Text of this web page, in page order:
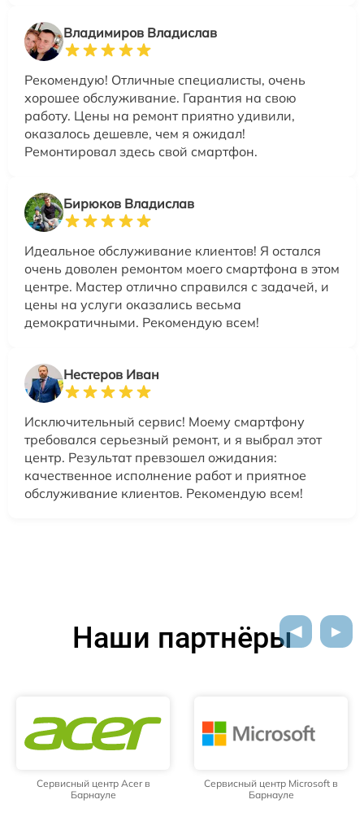
Владимиров Владислав
Рекомендую! Отличные специалисты, очень
хорошее обслуживание. Гарантия на свою
работу. Цены на ремонт приятно удивили,
оказалось дешевле, чем я ожидал!
Ремонтировал здесь свой смартфон.
Бирюков Владислав
Идеальное обслуживание клиентов! Я остался
очень доволен ремонтом моего смартфона в этом
центре. Мастер отлично справился с задачей, и
цены на услуги оказались весьма
демократичными. Рекомендую всем!
Нестеров Иван
Исключительный сервис! Моему смартфону
требовался серьезный ремонт, и я выбрал этот
центр. Результат превзошел ожидания:
качественное исполнение работ и приятное
обслуживание клиентов. Рекомендую всем!
Наши партнёры
Сервисный центр Acer в
Барнауле
Сервисный центр Microsoft в
Барнауле